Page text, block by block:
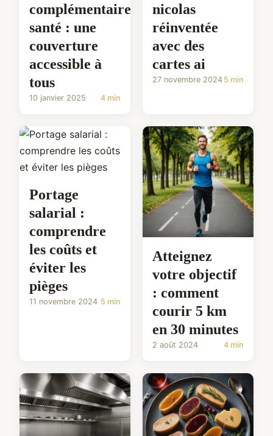
complémentaire
santé : une
couverture
accessible à
tous
10 janvier 2025 4 min
nicolas
réinventée
avec des
cartes ai
27 novembre 2024 5 min
Portage
salarial :
comprendre
les coûts et
éviter les
pièges
11 novembre 2024 5 min
Atteignez
votre objectif
: comment
courir 5 km
en 30 minutes
2 août 2024 4 min